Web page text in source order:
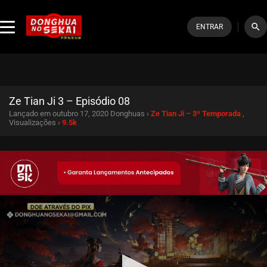
ENTRAR search
Ze Tian Ji 3 – Episódio 08
Lançado em outubro 17, 2020 Donghuas › Ze Tian Ji – 3ª Temporada
Visualizações › 9.5k